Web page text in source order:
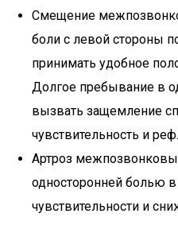
Смещение
боли с левой стороны
принимать удобное
Долгое пребывание в
вызвать защемление
чувствительность и
Артроз
односторонней болью
чувствительности и